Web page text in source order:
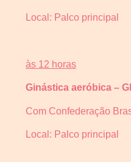
Local: Palco principal
às 12 horas
Ginástica aeróbica –
Com Confederação
Local: Palco principal